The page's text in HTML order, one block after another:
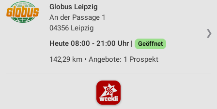
❯
Globus Leipzig
An der Passage 1
04356 Leipzig
Heute 08:00 - 21:00 Uhr |
Geöffnet
142,29 km • Angebote: 1 Prospekt